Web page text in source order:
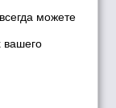
можете
вашего